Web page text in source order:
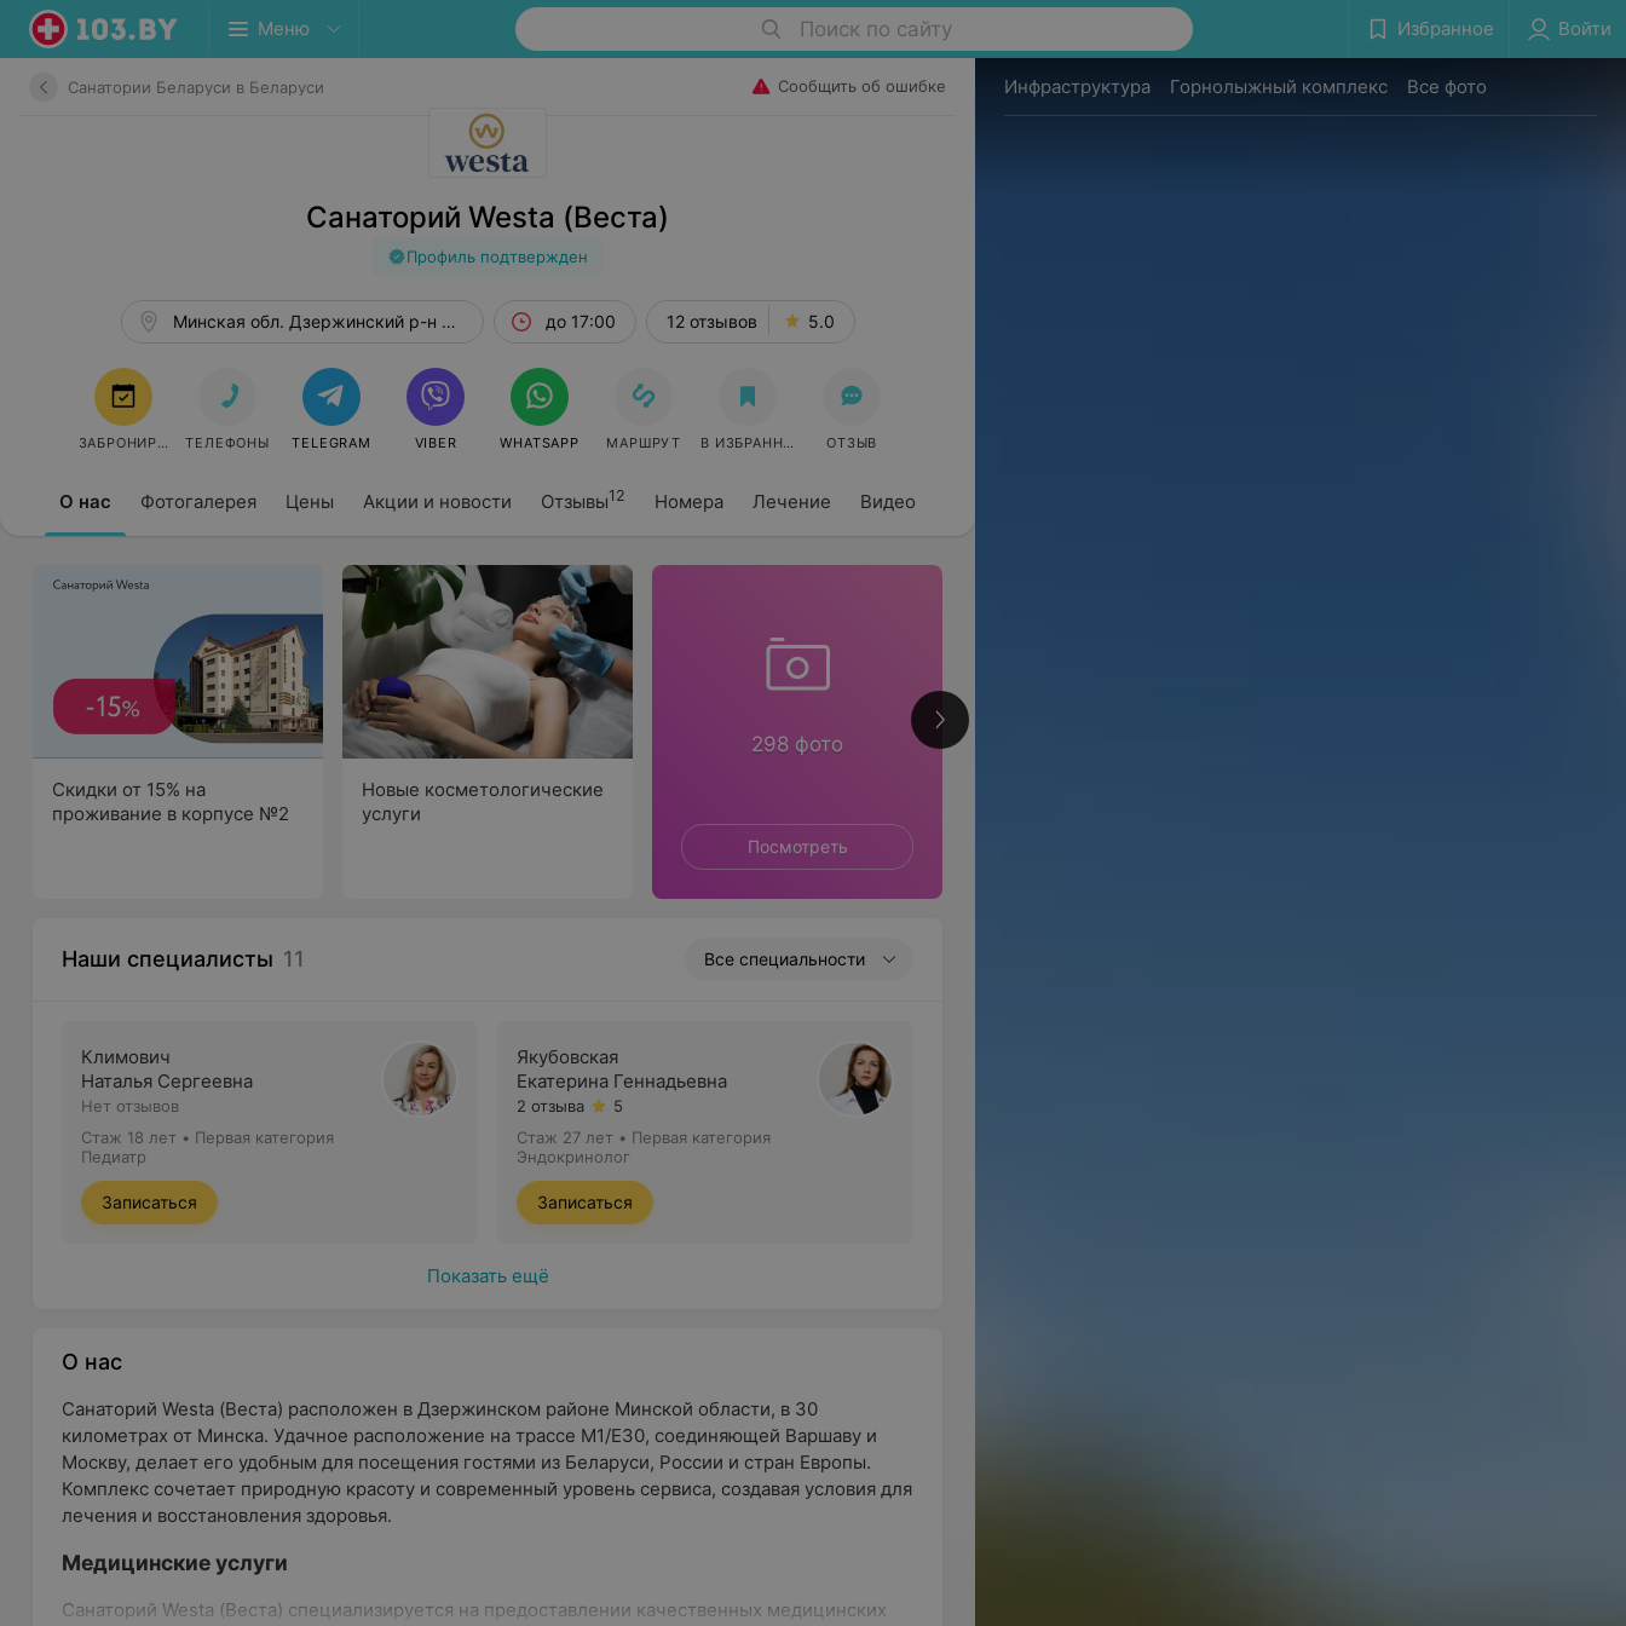
Меню Поиск по сайту Избранное Войти
Санатории Беларуси в Беларуси Сообщить об ошибке
Санаторий Westa (Веста)
Профиль подтвержден
О нас Фотогалерея Цены Акции и новости Отзывы12 Номера Лечение Видео
Минская обл. Дзержинский р-н 319 км до 17:00 12 отзывов 5.0
ЗАБРОНИРОВАТЬТЕЛЕФОНЫ TELEGRAM VIBER WHATSAPP МАРШРУТ В ИЗБРАННОЕ ОТЗЫВ
Скидки от 15% на
проживание в корпусе №2
Новые косметологические
услуги
298 фото
Посмотреть
Наши специалисты 11 Все специальности
Климович
Наталья Сергеевна
Нет отзывов
Стаж 18 лет • Первая категория
Педиатр
Записаться
Якубовская
Екатерина Геннадьевна
2 отзыва
5
Стаж 27 лет • Первая категория
Эндокринолог
Записаться
Показать ещё
О нас
Санаторий Westa (Веста) расположен в Дзержинском районе Минской области, в 30
километрах от Минска. Удачное расположение на трассе М1/E30, соединяющей Варшаву и
Москву, делает его удобным для посещения гостями из Беларуси, России и стран Европы.
Комплекс сочетает природную красоту и современный уровень сервиса, создавая условия для
лечения и восстановления здоровья.
Медицинские услуги
Санаторий Westa (Веста) специализируется на предоставлении качественных медицинских
Инфраструктура Горнолыжный комплекс Все фото